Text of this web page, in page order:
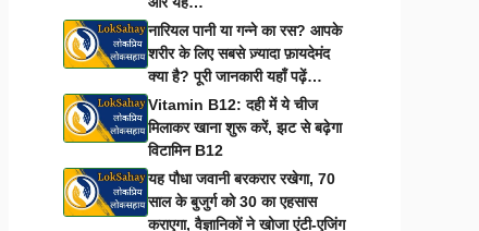
नारियल पानी या गन्ने का रस? आपके
शरीर के लिए सबसे ज़्यादा फ़ायदेमंद
क्या है? पूरी जानकारी यहाँ पढ़ें…
Vitamin B12: दही में ये चीज
मिलाकर खाना शुरू करें, झट से बढ़ेगा
विटामिन B12
यह पौधा जवानी बरकरार रखेगा, 70
साल के बुजुर्ग को 30 का एहसास
कराएगा, वैज्ञानिकों ने खोजा एंटी-एजिंग